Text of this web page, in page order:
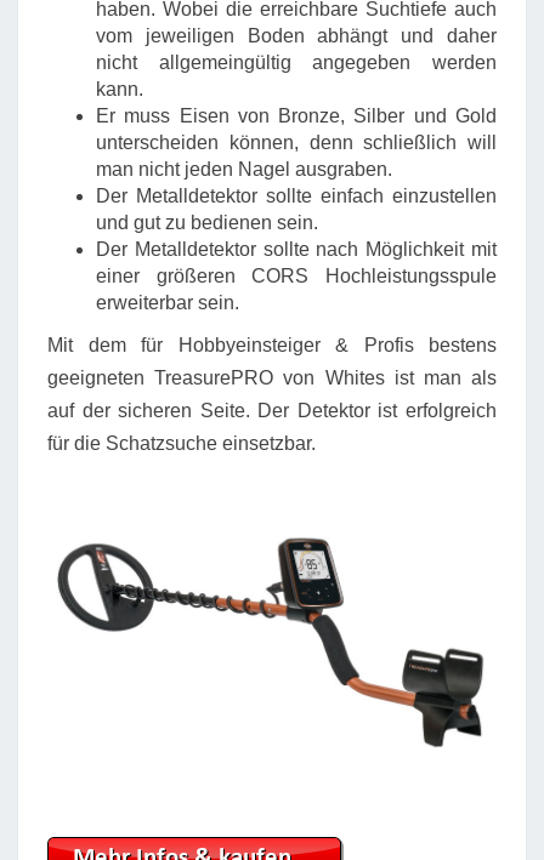
haben. Wobei die erreichbare Suchtiefe auch
vom jeweiligen Boden abhängt und daher
nicht allgemeingültig angegeben werden
kann.
Er muss Eisen von Bronze, Silber und Gold
unterscheiden können, denn schließlich will
man nicht jeden Nagel ausgraben.
Der Metalldetektor sollte einfach einzustellen
und gut zu bedienen sein.
Der Metalldetektor sollte nach Möglichkeit mit
einer größeren CORS Hochleistungsspule
erweiterbar sein.
Mit dem für Hobbyeinsteiger & Profis bestens
geeigneten TreasurePRO von Whites ist man als
auf der sicheren Seite. Der Detektor ist erfolgreich
für die Schatzsuche einsetzbar.